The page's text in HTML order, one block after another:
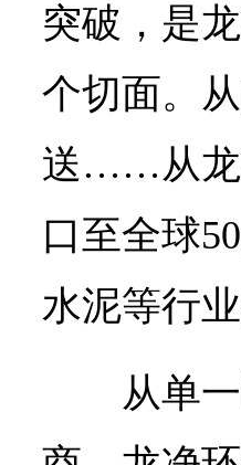
突破，是
个切面。
送……从龙
口至全球
水泥等行
从单